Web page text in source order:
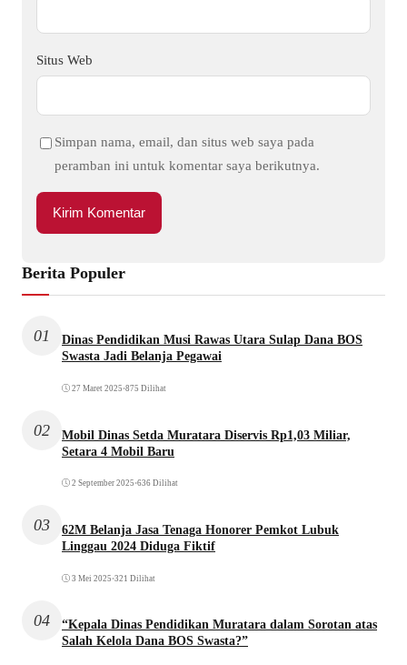
Situs Web
Simpan nama, email, dan situs web saya pada
peramban ini untuk komentar saya berikutnya.
Berita Populer
01
Dinas Pendidikan Musi Rawas Utara Sulap Dana BOS
Swasta Jadi Belanja Pegawai
27 Maret 2025 •875 Dilihat
02
Mobil Dinas Setda Muratara Diservis Rp1,03 Miliar,
Setara 4 Mobil Baru
2 September 2025 •636 Dilihat
03
62M Belanja Jasa Tenaga Honorer Pemkot Lubuk
Linggau 2024 Diduga Fiktif
3 Mei 2025 •321 Dilihat
04
“Kepala Dinas Pendidikan Muratara dalam Sorotan atas
Salah Kelola Dana BOS Swasta?”